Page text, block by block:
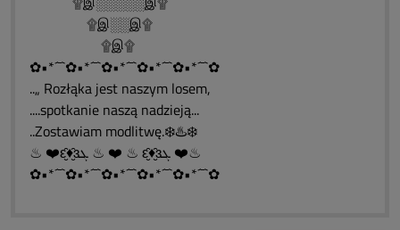
۩இ░░இ۩
۩இ۩
✿•*´¯`✿•*´¯`✿•*´¯`✿•*´¯`✿•*´¯`✿
..„ Rozłąka jest naszym losem,
....spotkanie naszą nadzieją...
..Zostawiam modlitwę.❄️♨️❄️
♨ ❤️ԑ̮̑♦̮̑ɜܓ ♨ ❤️ ♨ ԑ̮̑♦̮̑ɜܓ ❤️♨
✿•*´¯`✿•*´¯`✿•*´¯`✿•*´¯`✿•*´¯`✿